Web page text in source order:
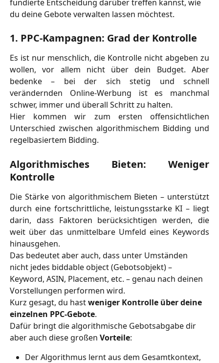
fundierte Entscheidung darüber treffen kannst, wie
du deine Gebote verwalten lassen möchtest.
1. PPC-Kampagnen: Grad der Kontrolle
Es ist nur menschlich, die Kontrolle nicht abgeben zu
wollen, vor allem nicht über dein Budget. Aber
bedenke – bei der sich stetig und schnell
verändernden Online-Werbung ist es manchmal
schwer, immer und überall Schritt zu halten.
Hier kommen wir zum ersten offensichtlichen
Unterschied zwischen algorithmischem Bidding und
regelbasiertem Bidding.
Algorithmisches Bieten: Weniger
Kontrolle
Die Stärke von algorithmischem Bieten – unterstützt
durch eine fortschrittliche, leistungsstarke KI – liegt
darin, dass Faktoren berücksichtigen werden, die
weit über das unmittelbare Umfeld eines Keywords
hinausgehen.
Das bedeutet aber auch, dass unter Umständen
nicht jedes biddable object (Gebotsobjekt) –
Keyword, ASIN, Placement, etc. – genau nach deinen
Vorstellungen performen wird.
Kurz gesagt, du hast weniger Kontrolle über deine
einzelnen PPC-Gebote.
Dafür bringt die algorithmische Gebotsabgabe dir
aber auch diese großen Vorteile:
Der Algorithmus lernt aus dem Gesamtkontext,